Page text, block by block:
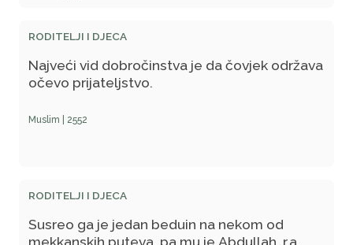
prijatelja su ga upitali: Allah ti oprostio, dao si
ovom beduinu magarca na kome si se
odmarao i turban kojim si povezivao glavu?
Rekao je: Čuo sam Allahovog Poslanika,
s.a.v.s., kada je rekao: Među najbolja
dobročinstva ubraja se održavanje veze s
RODITELJI I DJECA
Najveći vid dobročinstva je da čovjek održava
očevo prijateljstvo.
Muslim | 2552
RODITELJI I DJECA
Susreo ga je jedan beduin na nekom od
mekkanskih puteva, pa mu je Abdullah, r.a.,